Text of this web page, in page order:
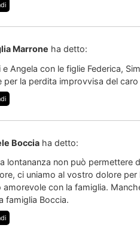
Marrone ha detto:
e Angela con le figlie Federica,
per la perdita improvvisa del caro
Boccia ha detto:
lontananza non può permettere
ci uniamo al vostro dolore
amorevole con la famiglia.
famiglia Boccia.